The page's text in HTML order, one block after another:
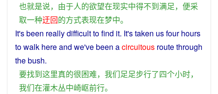
也就是说， 由于人的欲望在现实中得不到满足， 便采
取一种迂回的方式表现在梦中。
It's been reallydifficulttofind it. It's taken usfour hours
towalk hereand we've been acircuitous route through
thebush.
要找到这里真的很困难， 我们足足步行了四个小时，
我们在灌木丛中崎岖前行。